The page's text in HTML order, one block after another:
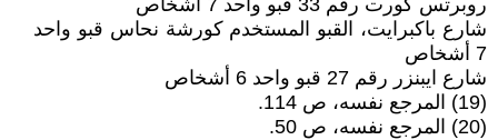
روبرتس كورت رقم 33 قبو واحد 7 أشخاص
شارع باكبرايت، القبو المستخدم كورشة نحاس قبو واحد
7 أشخاص
شارع ايبنزر رقم 27 قبو واحد 6 أشخاص
(19) المرجع نفسه، ص 114.
(20) المرجع نفسه، ص 50.